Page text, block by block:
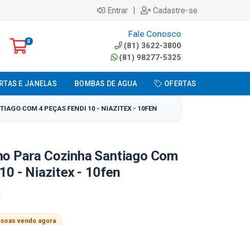
Entrar | Cadastre-se
0
Fale Conosco
(81) 3622-3800
(81) 98277-5325
E JANELAS BOMBAS DE AGUA OFERTAS
COM 4 PEÇAS FENDI 10 - NIAZITEX - 10FEN
Para Cozinha Santiago Com
- Niazitex - 10fen
vendo agora